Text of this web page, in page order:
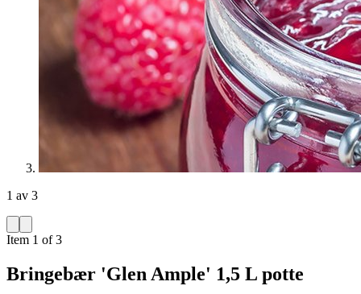
1 av 3
Item 1 of 3
Bringebær 'Glen Ample' 1,5 L potte